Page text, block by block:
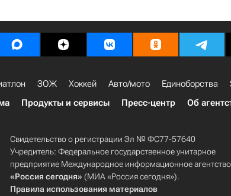
ЗОЖ Хоккей Авто/мото Единоборства
Продукты и сервисы Пресс-центр Об
Свидетельство о регистрации Эл № ФС77-57640
Учредитель: Федеральное государственное унитарное
предприятие Международное информационное агентство
«Россия сегодня» (МИА «Россия сегодня»).
Правила использования материалов